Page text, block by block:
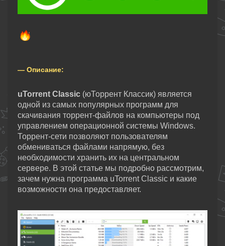
— Описание:
uTorrent Classic (юТоррент Классик) является
одной из самых популярных программ для
скачивания торрент-файлов на компьютеры под
управлением операционной системы Windows.
Торрент-сети позволяют пользователям
обмениваться файлами напрямую, без
необходимости хранить их на центральном
сервере. В этой статье мы подробно рассмотрим,
зачем нужна программа uTorrent Classic и какие
возможности она предоставляет.